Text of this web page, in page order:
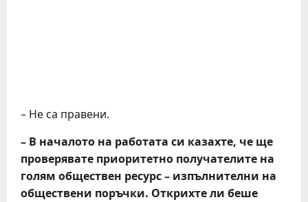
– Не са правени.
– В началото на работата си казахте, че ще
проверявате приоритетно получателите на
голям обществен ресурс – изпълнителни на
обществени поръчки. Открихте ли беше